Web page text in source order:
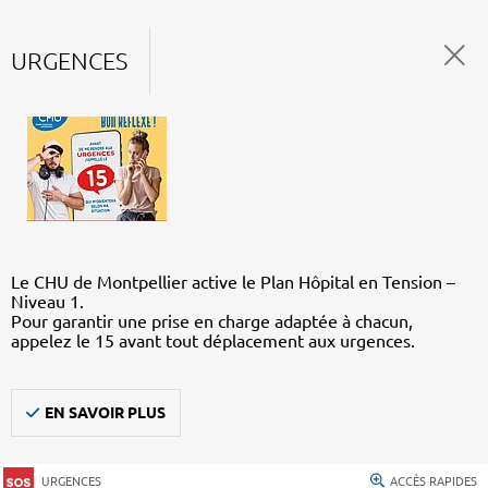
URGENCES
Le CHU de Montpellier active le Plan Hôpital en Tension –
Niveau 1.
Pour garantir une prise en charge adaptée à chacun,
appelez le 15 avant tout déplacement aux urgences.
EN SAVOIR PLUS
URGENCES ACCÈS RAPIDES